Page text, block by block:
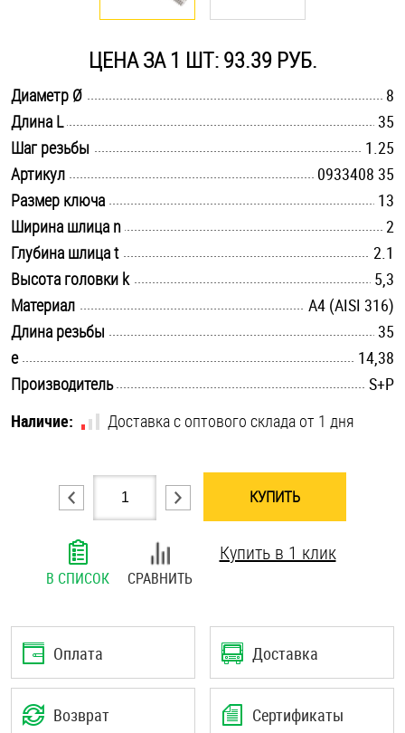
Саморезы и шурупы
Стопорные кольца
Такелаж
Хомуты
Шайбы
Шпильки
Шплинты
Штифты и пальцы
ЦЕНА ЗА 1 ШТ: 93.39 РУБ.
Диаметр Ø
8
Длина L
35
Шаг резьбы
1.25
Артикул
0933408 35
Размер ключа
13
Ширина шлица n
2
Глубина шлица t
2.1
Высота головки k
5,3
Материал
A4 (AISI 316)
Длина резьбы
35
e
14,38
Производитель
S+P
Наличие:
Доставка с оптового склада от 1 дня
КУПИТЬ
В СПИСОК СРАВНИТЬ
Купить в 1 клик
Оплата Доставка
Возврат Сертификаты